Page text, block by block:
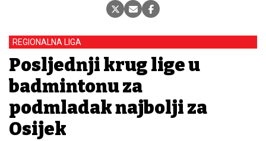
REGIONALNA LIGA
Posljednji krug lige u
badmintonu za
podmladak najbolji za
Osijek